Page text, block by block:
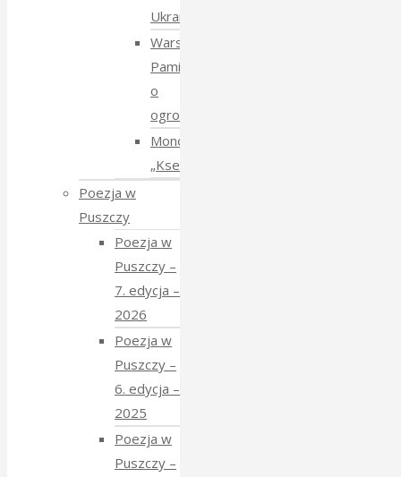
Ukraiński
Warsztaty:
Pamiętajmy
o
ogrodach
Monodram
„Ksenia”
Poezja w
Puszczy
Poezja w
Puszczy –
7. edycja –
2026
Poezja w
Puszczy –
6. edycja –
2025
Poezja w
Puszczy –